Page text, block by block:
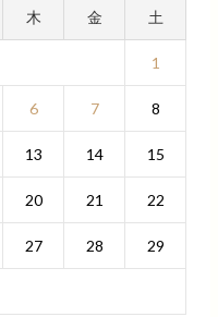
木 金 土
1
6 7 8
13 14 15
20 21 22
27 28 29